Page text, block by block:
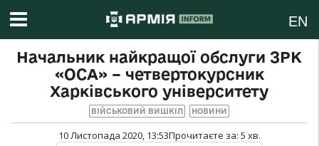
EN
Начальник найкращої обслуги ЗРК
«ОСА» – четвертокурсник
Харківського університету
ВІЙСЬКОВИЙ ВИШКІЛ НОВИНИ
10 Листопада 2020, 13:53Прочитаєте за: 5 хв.